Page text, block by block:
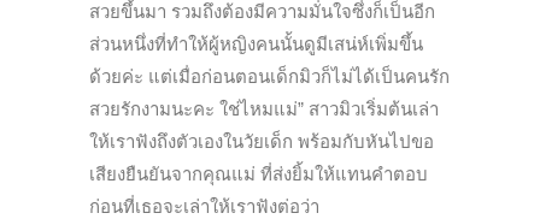
สวยขึ้นมา รวมถึงต้องมีความมั่นใจซึ่งก็เป็นอีก
ส่วนหนึ่งที่ทำให้ผู้หญิงคนนั้นดูมีเสน่ห์เพิ่มขึ้น
ด้วยค่ะ แต่เมื่อก่อนตอนเด็กมิวก็ไม่ได้เป็นคนรัก
สวยรักงามนะคะ ใช่ไหมแม่” สาวมิวเริ่มต้นเล่า
ให้เราฟังถึงตัวเองในวัยเด็ก พร้อมกับหันไปขอ
เสียงยืนยันจากคุณแม่ ที่ส่งยิ้มให้แทนคำตอบ
ก่อนที่เธอจะเล่าให้เราฟังต่อว่า